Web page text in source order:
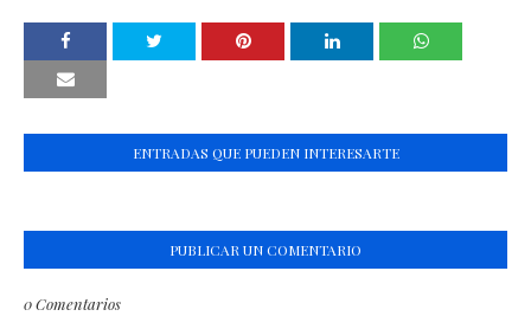
ENTRADAS QUE PUEDEN INTERESARTE
PUBLICAR UN COMENTARIO
0 Comentarios